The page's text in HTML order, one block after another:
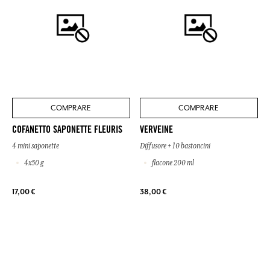
COMPRARE
COFANETTO SAPONETTE FLEURIS
4 mini saponette
4x50 g
17,00 €
COMPRARE
VERVEINE
Diffusore + 10 bastoncini
flacone 200 ml
38,00 €